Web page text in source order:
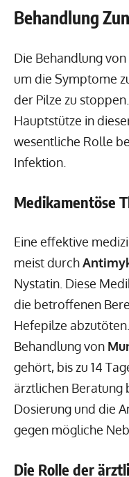
Behandlung
Die Behandlung
um die Symptome
der Pilze zu stoppen.
Hauptstütze in
wesentliche Rolle
Infektion.
Medikamentöse
Eine effektive
meist durch
Nystatin. Diese
die betroffenen
Hefepilze
Behandlung von
gehört, bis zu 14
ärztlichen Beratung
Dosierung und die
gegen mögliche
Die Rolle der